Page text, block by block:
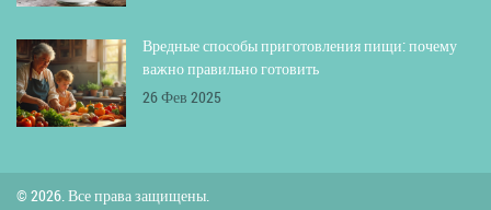
Вредные способы приготовления пищи: почему
важно правильно готовить
26 Фев 2025
© 2026. Все права защищены.